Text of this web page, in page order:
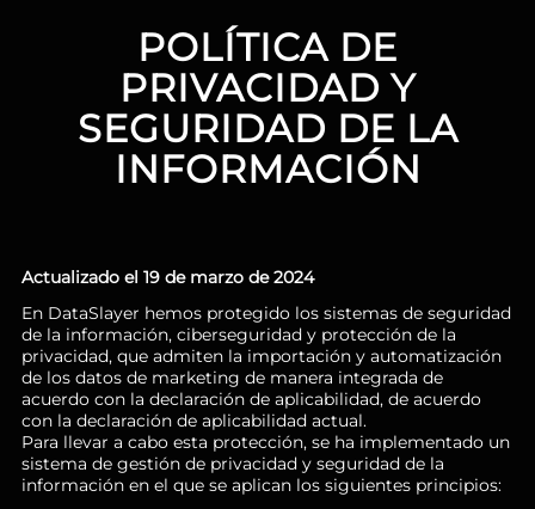
POLÍTICA DE
PRIVACIDAD Y
SEGURIDAD DE LA
INFORMACIÓN
Actualizado el 19 de marzo de 2024
En DataSlayer hemos protegido los sistemas de seguridad
de la información, ciberseguridad y protección de la
privacidad, que admiten la importación y automatización
de los datos de marketing de manera integrada de
acuerdo con la declaración de aplicabilidad, de acuerdo
con la declaración de aplicabilidad actual.
Para llevar a cabo esta protección, se ha implementado un
sistema de gestión de privacidad y seguridad de la
información en el que se aplican los siguientes principios: